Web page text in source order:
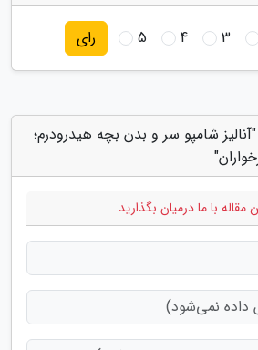
3
4
5 رای
شامپو سر و بدن بچه هیدرودرم؛
با ما درمیان بگذارید